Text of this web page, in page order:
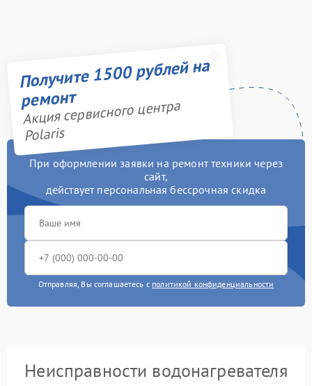
Получите 1500 рублей на
ремонт
Акция сервисного центра
Polaris
При оформлении заявки на ремонт техники через
сайт,
действует персональная бессрочная скидка
Отправляя, Вы соглашаетесь с политикой конфиденциальности
Неисправности водонагревателя